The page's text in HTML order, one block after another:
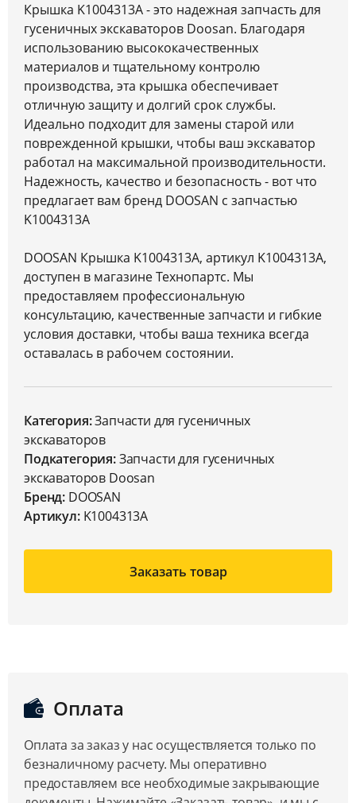
Крышка K1004313A - это надежная запчасть для
гусеничных экскаваторов Doosan. Благодаря
использованию высококачественных
материалов и тщательному контролю
производства, эта крышка обеспечивает
отличную защиту и долгий срок службы.
Идеально подходит для замены старой или
поврежденной крышки, чтобы ваш экскаватор
работал на максимальной производительности.
Надежность, качество и безопасность - вот что
предлагает вам бренд DOOSAN с запчастью
K1004313A
DOOSAN Крышка K1004313A, артикул K1004313A,
доступен в магазине Технопартс. Мы
предоставляем профессиональную
консультацию, качественные запчасти и гибкие
условия доставки, чтобы ваша техника всегда
оставалась в рабочем состоянии.
Категория:Запчасти для гусеничных
экскаваторов
Подкатегория:Запчасти для гусеничных
экскаваторов Doosan
Бренд: DOOSAN
Артикул:K1004313A
Заказать товар
Оплата
Оплата за заказ у нас осуществляется только по
безналичному расчету. Мы оперативно
предоставляем все необходимые закрывающие